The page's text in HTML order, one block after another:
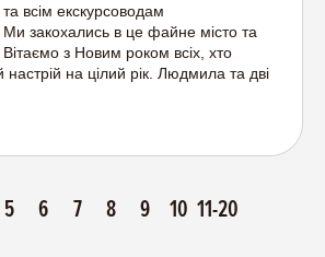
всім екскурсоводам
закохались в це файне місто та
з Новим роком всіх, хто
на цілий рік. Людмила та дві
5 6 7 8 9 10 11-20